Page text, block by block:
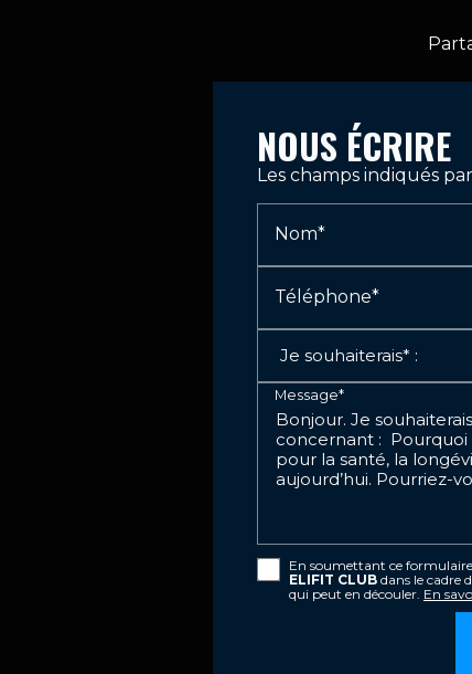
NOUS ÉCRIRE
Les champs indiqués
Nom*
Téléphone*
Message*
En soumettant ce
ELIFIT CLUB dans le cadre
qui peut en découler. En